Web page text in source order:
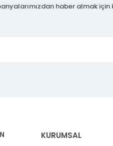
haber almak için
KURUMSAL